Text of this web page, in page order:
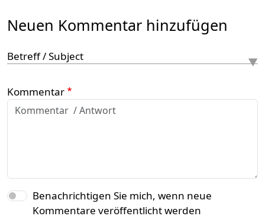
Neuen Kommentar hinzufügen
Betreff / Subject
Kommentar
Benachrichtigen Sie mich, wenn neue
Kommentare veröffentlicht werden